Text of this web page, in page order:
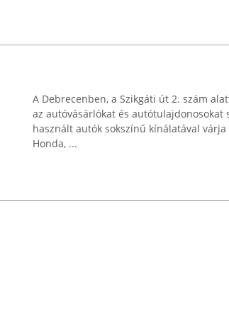
A Debrecenben, a Szikgáti út 2. szám
az autóvásárlókat és autótulajdonosokat
használt autók sokszínű kínálatával
Honda, ...